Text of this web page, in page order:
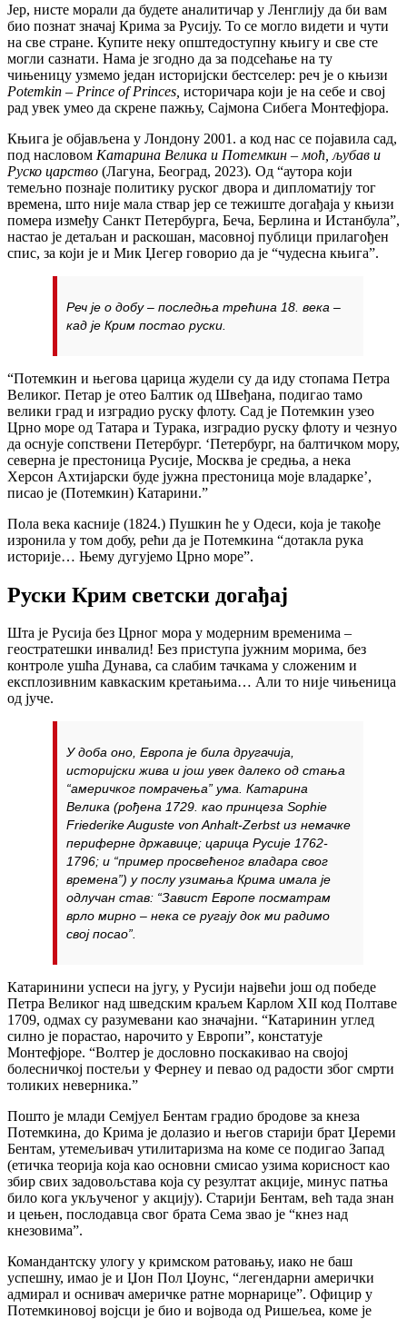
Јер, нисте морали да будете аналитичар у Ленглију да би вам
био познат значај Крима за Русију. То се могло видети и чути
на све стране. Купите неку општедоступну књигу и све сте
могли сазнати. Нама је згодно да за подсећање на ту
чињеницу узмемо један историјски бестселер: реч је о књизи
Potemkin – Prince of Princes, историчара који је на себе и свој
рад увек умео да скрене пажњу, Сајмона Сибега Монтефјора.
Књига је објављена у Лондону 2001. а код нас се појавила сад,
под насловом Катарина Велика и Потемкин – моћ, љубав и
Руско царство (Лагуна, Београд, 2023). Од “аутора који
темељно познаје политику руског двора и дипломатију тог
времена, што није мала ствар јер се тежиште догађаја у књизи
помера између Санкт Петербурга, Беча, Берлина и Истанбула”,
настао је детаљан и раскошан, масовној публици прилагођен
спис, за који је и Мик Џегер говорио да је “чудесна књига”.
Реч је о добу – последња трећина 18. века –
кад је Крим постао руски.
“Потемкин и његова царица жудели су да иду стопама Петра
Великог. Петар је отео Балтик од Швеђана, подигао тамо
велики град и изградио руску флоту. Сад је Потемкин узео
Црно море од Татара и Турака, изградио руску флоту и чезнуо
да оснује сопствени Петербург. ‘Петербург, на балтичком мору,
северна је престоница Русије, Москва је средња, а нека
Херсон Ахтијарски буде јужна престоница моје владарке’,
писао је (Потемкин) Катарини.”
Пола века касније (1824.) Пушкин ће у Одеси, која је такође
изронила у том добу, рећи да је Потемкина “дотакла рука
историје… Њему дугујемо Црно море”.
Руски Крим светски догађај
Шта је Русија без Црног мора у модерним временима –
геостратешки инвалид! Без приступа јужним морима, без
контроле ушћа Дунава, са слабим тачкама у сложеним и
експлозивним кавкаским кретањима… Али то није чињеница
од јуче.
У доба оно, Европа је била другачија,
историјски жива и још увек далеко од стања
“америчког помрачења” ума. Катарина
Велика (рођена 1729. као принцеза Sophie
Friederike Auguste von Anhalt-Zerbst из немачке
периферне државице; царица Русије 1762-
1796; и “пример просвећеног владара свог
времена”) у послу узимања Крима имала је
одлучан став: “Завист Европе посматрам
врло мирно – нека се ругају док ми радимо
свој посао”.
Катаринини успеси на југу, у Русији највећи још од победе
Петра Великог над шведским краљем Карлом XII код Полтаве
1709, одмах су разумевани као значајни. “Катаринин углед
силно је порастао, нарочито у Европи”, констатује
Монтефјоре. “Волтер је дословно поскакивао на својој
болесничкој постељи у Фернеу и певао од радости због смрти
толиких неверника.”
Пошто је млади Семјуел Бентам градио бродове за кнеза
Потемкина, до Крима је долазио и његов старији брат Џереми
Бентам, утемељивач утилитаризма на коме се подигао Запад
(етичка теорија која као основни смисао узима корисност као
збир свих задовољстава која су резултат акције, минус патња
било кога укљученог у акцију). Старији Бентам, већ тада знан
и цењен, послодавца свог брата Сема звао је “кнез над
кнезовима”.
Командантску улогу у кримском ратовању, иако не баш
успешну, имао је и Џон Пол Џоунс, “легендарни амерички
адмирал и оснивач америчке ратне морнарице”. Официр у
Потемкиновој војсци је био и војвода од Ришељеа, коме је